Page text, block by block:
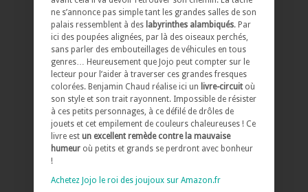
ne s’annonce pas simple tant les grandes salles de son
palais ressemblent à des labyrinthes alambiqués. Par
ici des poupées alignées, par là des oiseaux perchés,
sans parler des embouteillages de véhicules en tous
genres… Heureusement que Jojo peut compter sur le
lecteur pour l’aider à traverser ces grandes fresques
colorées. Benjamin Chaud réalise ici un livre-circuit où
son style et son trait rayonnent. Impossible de résister
à ces petits personnages, à ce défilé de drôles de
jouets et cet empilement de couleurs chaleureuses ! Ce
livre est un excellent remède contre la mauvaise
humeur où petits et grands se perdront avec bonheur
!
Achetez Jojo le roi des joujoux sur Amazon.fr